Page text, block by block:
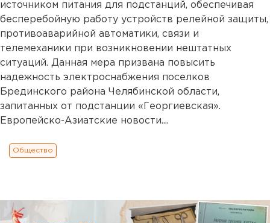
источником питания для подстанций, обеспечивая
бесперебойную работу устройств релейной защиты,
противоаварийной автоматики, связи и
телемеханики при возникновении нештатных
ситуаций. Данная мера призвана повысить
надежность электроснабжения поселков
Брединского района Челябинской области,
запитанных от подстанции «Георгиевская».
Европейско-Азиатские новости....
Общество